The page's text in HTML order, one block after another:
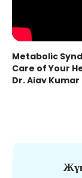
Metabolic
Care of Your
Dr. Ajay